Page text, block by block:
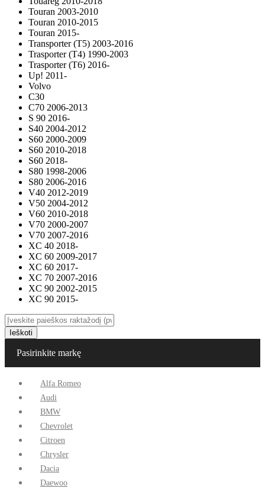
Touran 2003-2010
Touran 2010-2015
Touran 2015-
Transporter (T5) 2003-2016
Trasporter (T4) 1990-2003
Trasporter (T6) 2016-
Up! 2011-
Volvo
C30
C70 2006-2013
S 90 2016-
S40 2004-2012
S60 2000-2009
S60 2010-2018
S60 2018-
S80 1998-2006
S80 2006-2016
V40 2012-2019
V50 2004-2012
V60 2010-2018
V70 2000-2007
V70 2007-2016
XC 40 2018-
XC 60 2009-2017
XC 60 2017-
XC 70 2007-2016
XC 90 2002-2015
XC 90 2015-
Ieškoti
Pasirinkite markę
Alfa Romeo
Audi
BMW
Chevrolet
Citroen
Chrysler
Dacia
Daewoo